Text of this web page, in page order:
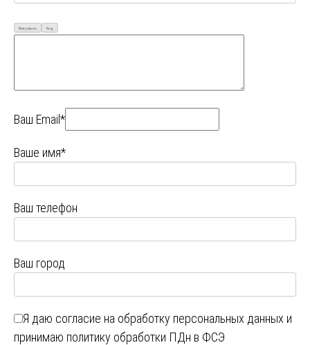
Визуально Код
Ваш Email*
Ваше имя*
Ваш телефон
Ваш город
Я даю согласие на обработку персональных данных и
принимаю политику обработки ПДн в ФСЭ